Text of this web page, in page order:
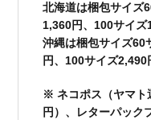
北海道は梱包サイズ
1,360円、100サイズ
沖縄は梱包サイズ60
円、100サイズ2,490
※ ネコポス（ヤマト
円）、レターパック